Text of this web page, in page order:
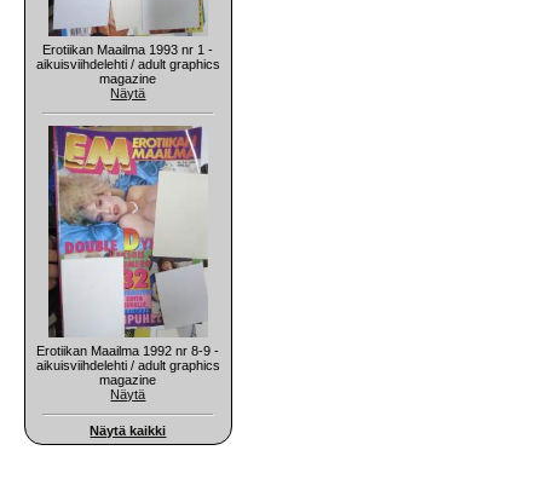
Erotiikan Maailma 1993 nr 1 -
aikuisviihdelehti / adult graphics
magazine
Näytä
Erotiikan Maailma 1992 nr 8-9 -
aikuisviihdelehti / adult graphics
magazine
Näytä
Näytä kaikki